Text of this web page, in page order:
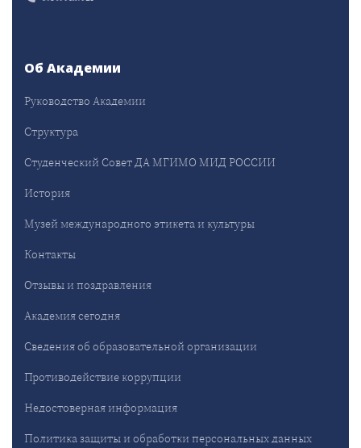
Об Академии
Руководство Академии
Структура
Студенческий Совет ДА МГИМО МИД РОССИИ
История
Музей международного этикета и культуры
Контакты
Отзывы и поздравления
Академия сегодня
Сведения об образовательной организации
Противодействие коррупции
Недостоверная информация
Политика защиты и обработки персональных данных